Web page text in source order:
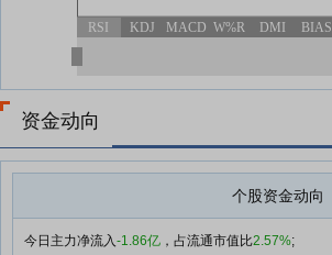
RSI KDJ MACD W%R DMI BIAS
资金动向
个股资金动向
今日主力净流入-1.86亿 ，占流通市值比2.57%;